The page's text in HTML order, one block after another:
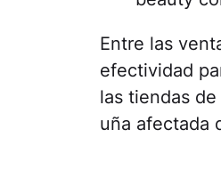
Entre las
efectividad
las tiendas
uña afectada